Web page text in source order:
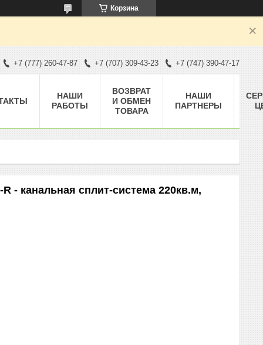
Корзина
+7 (777) 260-47-87 +7 (707) 309-43-23 +7 (747) 390-47-17
НАШИ
РАБОТЫ
ВОЗВРАТ
И ОБМЕН
ТОВАРА
НАШИ
ПАРТНЕРЫ
- канальная сплит-система 220кв.м,